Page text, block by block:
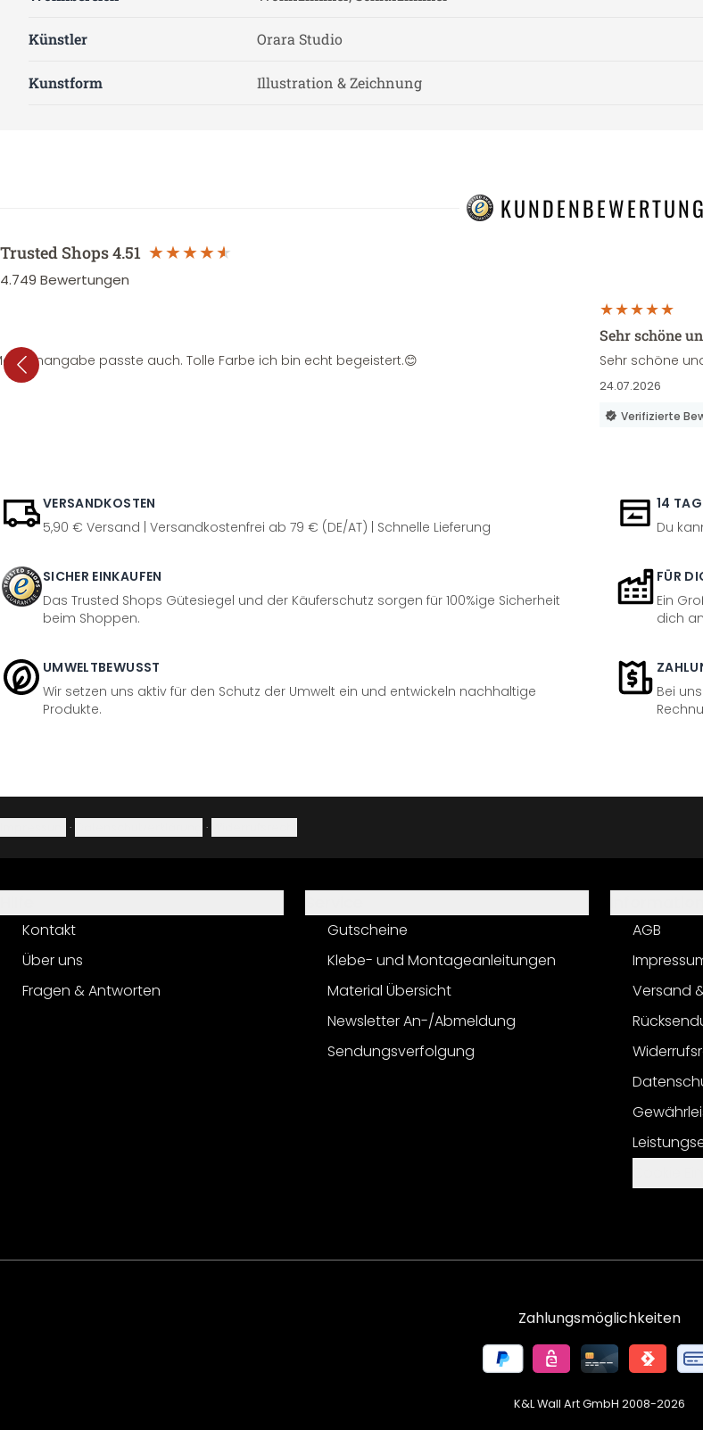
Künstler Orara Studio
Kunstform Illustration & Zeichnung
Trusted Shops4.51
4.749 Bewertungen
passte auch. Tolle Farbe ich bin echt begeistert.😊
Sehr schöne
Sehr schöne
24.07.2026
Verifizierte
VERSANDKOSTEN
5,90 € Versand | Versandkostenfrei ab 79 € (DE/AT) | Schnelle Lieferung
14
Du
SICHER EINKAUFEN
Das Trusted Shops Gütesiegel und der Käuferschutz sorgen für 100%ige Sicherheit
beim Shoppen.
FÜR
Ein
dich
UMWELTBEWUSST
Wir setzen uns aktiv für den Schutz der Umwelt ein und entwickeln nachhaltige
Produkte.
Bei
· ·
Kontakt
Über uns
Fragen & Antworten
Gutscheine
Klebe- und Montageanleitungen
Material Übersicht
Newsletter An-/Abmeldung
Sendungsverfolgung
AGB
Versand
Zahlungsmöglichkeiten
K&L Wall Art GmbH 2008-2026